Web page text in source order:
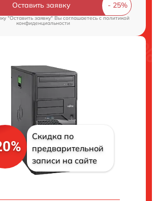
Оставить заявку
"Оставить заявку" Вы соглашаетесь cполитикой
конфиденциальности
Скидка по
предварительной
записи на сайте